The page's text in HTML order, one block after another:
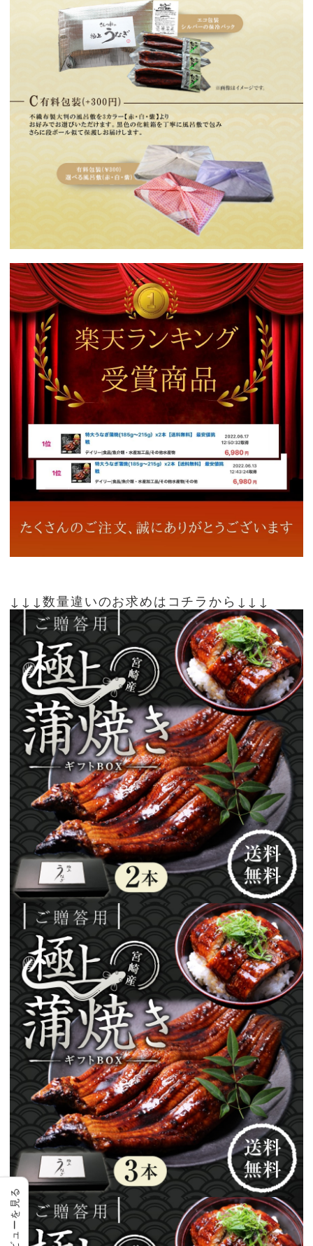
↓↓↓数量違いのお求めはコチラから↓↓↓
レビューを見る